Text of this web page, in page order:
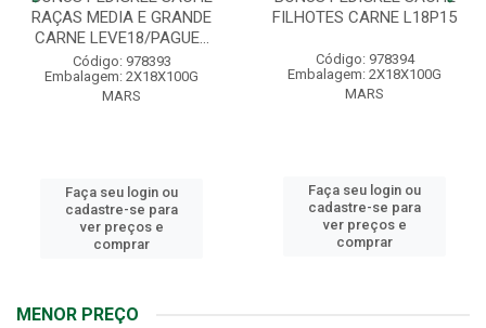
RAÇAS MEDIA E GRANDE
CARNE LEVE18/PAGUE...
Código: 978393
Embalagem: 2X18X100G
MARS
Faça seu login ou
cadastre-se para
ver preços e
comprar
FILHOTES CARNE L18P15
Código: 978394
Embalagem: 2X18X100G
MARS
Faça seu login ou
cadastre-se para
ver preços e
comprar
MENOR PREÇO